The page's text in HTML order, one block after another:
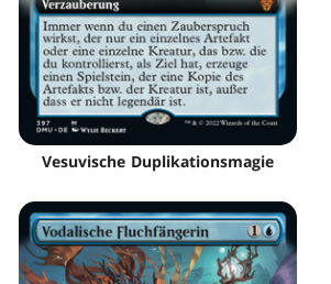
Vesuvische Duplikationsmagie